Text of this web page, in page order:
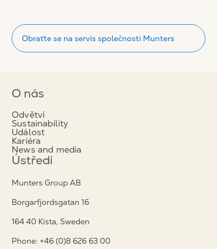
Obraťte se na servis společnosti Munters
O nás
Odvětví
Sustainability
Událost
Kariéra
News and media
Ústředí
Munters Group AB
Borgarfjordsgatan 16
164 40 Kista, Sweden
Phone: +46 (0)8 626 63 00